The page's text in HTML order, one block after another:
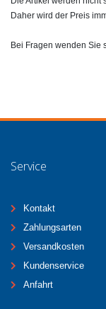
Daher wird der Preis
Bei Fragen wenden Sie
Service
Kontakt
Zahlungsarten
Versandkosten
Kundenservice
Anfahrt